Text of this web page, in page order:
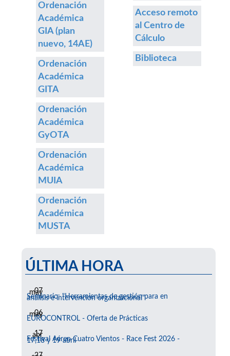
Ordenación
Académica
GIA (plan
nuevo, 14AE)
Ordenación
Académica
GITA
Ordenación
Académica
GyOTA
Ordenación
Académica
MUIA
Ordenación
Académica
MUSTA
Acceso remoto
al Centro de
Cálculo
Biblioteca
ÚLTIMA HORA
07
may
Seminario: "Herramientas de gestión para en
análisis e intervención organizacional"
06
may
EUROCONTROL - Oferta de Prácticas
17
abr
Festival Aéreo Cuatro Vientos - Race Fest 2026 -
17,18 y 19 abril